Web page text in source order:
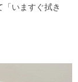
「いますぐ拭き